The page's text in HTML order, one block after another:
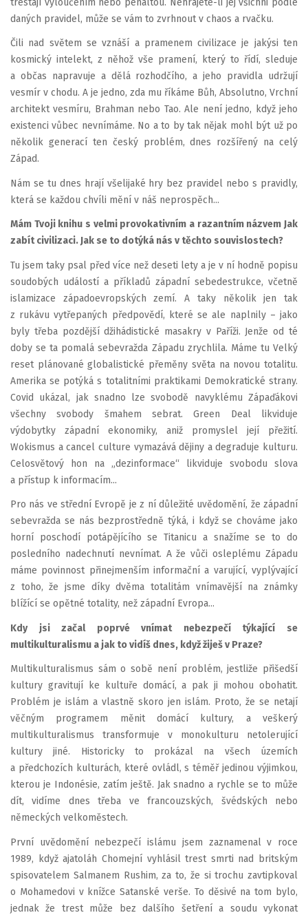
daných pravidel, může se vám to zvrhnout v chaos a rvačku.
Čili nad světem se vznáší a pramenem civilizace je jakýsi ten
kosmický intelekt, z něhož vše pramení, který to řídí, sleduje
a občas napravuje a dělá rozhodčího, a jeho pravidla udržují
vesmír v chodu. A je jedno, zda mu říkáme Bůh, Absolutno, Vrchní
architekt vesmíru, Brahman nebo Tao. Ale není jedno, když jeho
existenci vůbec nevnímáme. No a to by tak nějak mohl být už po
několik generací ten český problém, dnes rozšířený na celý
Západ.
Nám se tu dnes hrají všelijaké hry bez pravidel nebo s pravidly,
která se každou chvíli mění v náš neprospěch...
Mám Tvoji knihu s velmi provokativním a razantním názvem Jak
zabít civilizaci. Jak se to dotýká nás v těchto souvislostech?
Tu jsem taky psal před více než deseti lety a je v ní hodně popisu
soudobých událostí a příkladů západní sebedestrukce, včetně
islamizace západoevropských zemí. A taky několik jen tak
z rukávu vytřepaných předpovědí, které se ale naplnily – jako
byly třeba pozdější džihádistické masakry v Paříži. Jenže od té
doby se ta pomalá sebevražda Západu zrychlila. Máme tu Velký
reset plánované globalistické přeměny světa na novou totalitu.
Amerika se potýká s totalitními praktikami Demokratické strany.
Covid ukázal, jak snadno lze svobodě navyklému Zápaďákovi
všechny svobody šmahem sebrat. Green Deal likviduje
výdobytky západní ekonomiky, aniž promyslel její přežití.
Wokismus a cancel culture vymazává dějiny a degraduje kulturu.
Celosvětový hon na „dezinformace“ likviduje svobodu slova
a přístup k informacím...
Pro nás ve střední Evropě je z ní důležité uvědomění, že západní
sebevražda se nás bezprostředně týká, i když se chováme jako
horní poschodí potápějícího se Titanicu a snažíme se to do
posledního nadechnutí nevnímat. A že vůči osleplému Západu
máme povinnost přinejmenším informační a varující, vyplývající
z toho, že jsme díky dvěma totalitám vnímavější na známky
blížící se opětné totality, než západní Evropa...
Kdy jsi začal poprvé vnímat nebezpečí týkající se
multikulturalismu a jak to vidíš dnes, když žiješ v Praze?
Multikulturalismus sám o sobě není problém, jestliže přišedší
kultury gravitují ke kultuře domácí, a pak ji mohou obohatit.
Problém je islám a vlastně skoro jen islám. Proto, že se netají
věčným programem měnit domácí kultury, a veškerý
multikulturalismus transformuje v monokulturu netolerující
kultury jiné. Historicky to prokázal na všech územích
a předchozích kulturách, které ovládl, s téměř jedinou výjimkou,
kterou je Indonésie, zatím ještě. Jak snadno a rychle se to může
dít, vidíme dnes třeba ve francouzských, švédských nebo
německých velkoměstech.
První uvědomění nebezpečí islámu jsem zaznamenal v roce
1989, když ajatoláh Chomejní vyhlásil trest smrti nad britským
spisovatelem Salmanem Rushim, za to, že si trochu zavtipkoval
o Mohamedovi v knížce Satanské verše. To děsivé na tom bylo,
jednak že trest může bez dalšího šetření a soudu vykonat